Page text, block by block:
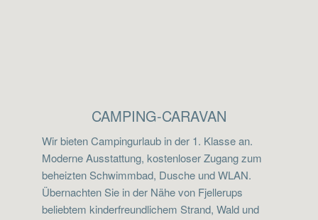
CAMPING-CARAVAN
Wir bieten Campingurlaub in der 1. Klasse an.
Moderne Ausstattung, kostenloser Zugang zum
beheizten Schwimmbad, Dusche und WLAN.
Übernachten Sie in der Nähe von Fjellerups
beliebtem kinderfreundlichem Strand, Wald und